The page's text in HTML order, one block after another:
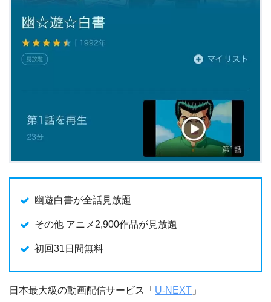
幽遊白書が全話見放題
その他 アニメ2,900作品が見放題
初回31日間無料
日本最大級の動画配信サービス「 U-NEXT 」